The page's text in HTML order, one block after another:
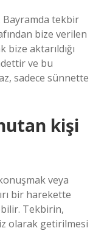
Bayramda tekbir
bize verilen
aktarıldığı
ve bu
sadece sünnette
kişi
veya
bir harekette
Tekbirin,
olarak getirilmesi